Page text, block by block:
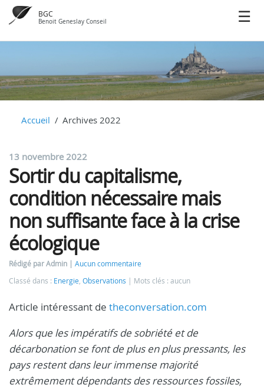
BGC
Benoit Geneslay Conseil
Accueil Archives 2022
13 novembre 2022
Sortir du capitalisme,
condition nécessaire mais
non suffisante face à la crise
écologique
Rédigé par Admin
Aucun commentaire
Classé dans : Energie Observations Mots clés : aucun
Article intéressant de theconversation.com
Alors que les impératifs de sobriété et de
décarbonation se font de plus en plus pressants, les
pays restent dans leur immense majorité
extrêmement dépendants des ressources fossiles,